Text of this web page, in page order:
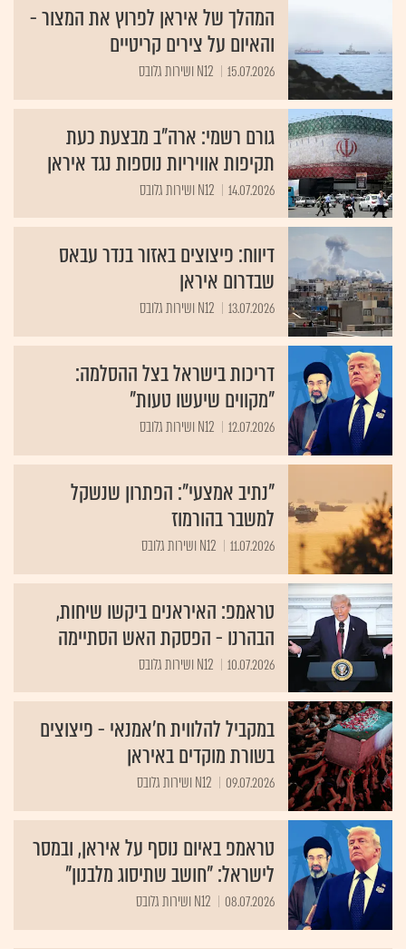
המהלך של איראן לפרוץ את המצור -
והאיום על צירים קריטיים
15.07.2026 N12 ושירות גלובס
גורם רשמי: ארה"ב מבצעת כעת
תקיפות אוויריות נוספות נגד איראן
14.07.2026 N12 ושירות גלובס
דיווח: פיצוצים באזור בנדר עבאס
שבדרום איראן
13.07.2026 N12 ושירות גלובס
דריכות בישראל בצל ההסלמה:
"מקווים שיעשו טעות"
12.07.2026 N12 ושירות גלובס
"נתיב אמצעי": הפתרון שנשקל
למשבר בהורמוז
11.07.2026 N12 ושירות גלובס
טראמפ: האיראנים ביקשו שיחות,
הבהרנו - הפסקת האש הסתיימה
10.07.2026 N12 ושירות גלובס
במקביל להלווית ח'אמנאי - פיצוצים
בשורת מוקדים באיראן
09.07.2026 N12 ושירות גלובס
טראמפ באיום נוסף על איראן, ובמסר
לישראל: "חושב שתיסוג מלבנון"
08.07.2026 N12 ושירות גלובס